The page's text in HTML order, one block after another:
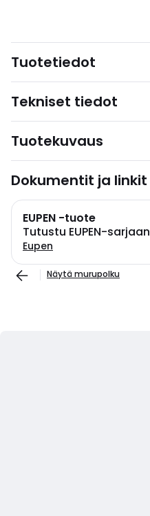
Tuotetiedot
Tekniset tiedot
Tuotekuvaus
Dokumentit ja linkit
EUPEN -tuote
Tutustu EUPEN-sarjaan
Eupen
Näytä murupolku